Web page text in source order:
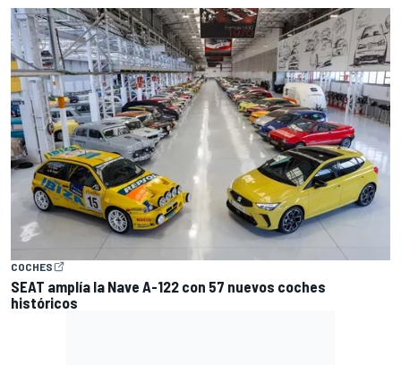
COCHES
SEAT amplía la Nave A-122 con 57 nuevos coches
históricos